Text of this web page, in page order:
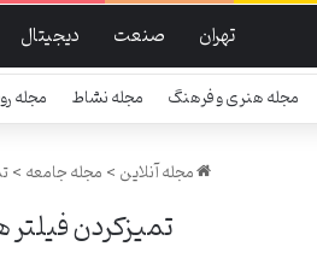
تهران صنعت دیجیتال
مجله هنری و فرهنگ مجله نشاط مجله
مجله آنلاین>مجله جامعه>
تمیزکردن